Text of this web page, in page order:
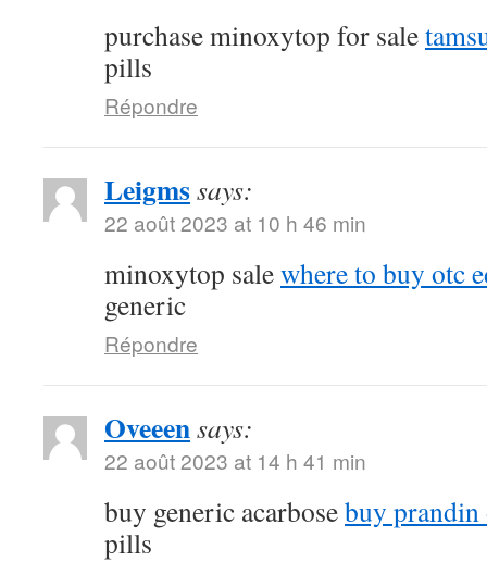
purchase minoxytop for sale
pills
Répondre
Leigmssays:
22 août 2023 at 10 h 46 min
minoxytop salewhere to buy otc
generic
Répondre
Oveeensays:
22 août 2023 at 14 h 41 min
buy generic acarbosebuy
pills